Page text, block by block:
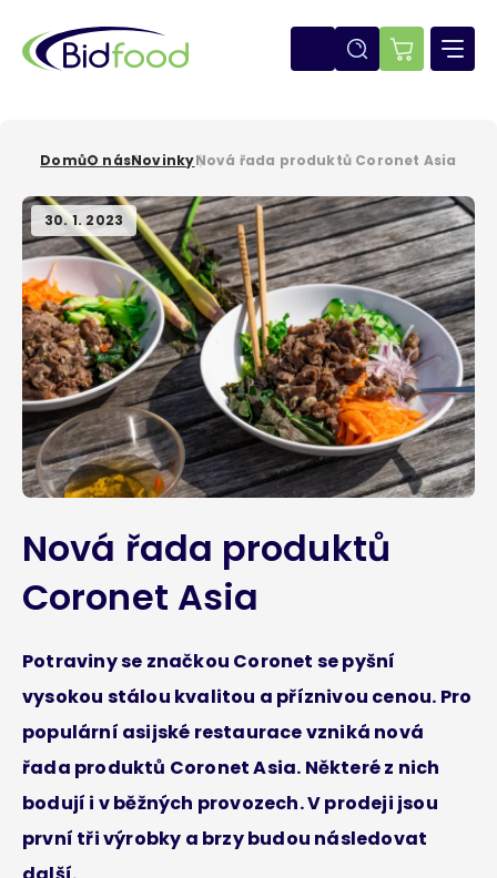
hlavnímu
obsahu
E-
Drobečková
navigace
DomůO násNovinkyNová řada produktů Coronet Asia
30. 1. 2023
Nová řada produktů
Coronet Asia
Potraviny se značkou Coronet se pyšní
vysokou stálou kvalitou a příznivou cenou. Pro
populární asijské restaurace vzniká nová
řada produktů Coronet Asia. Některé z nich
bodují i v běžných provozech. V prodeji jsou
první tři výrobky a brzy budou následovat